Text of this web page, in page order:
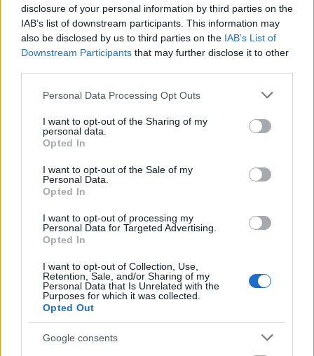
disclosure of your personal information by third parties on the
IAB’s list of downstream participants. This information may
also be disclosed by us to third parties on the IAB’s List of
Downstream Participants that may further disclose it to other
Please note that this website/app uses one or more Google
not limited to your visit or usage behaviour. You may click to
grant or deny consent to Google and its third-party tags to
use your data for below specified purposes in below Google
consent section.
Personal Data Processing Opt Outs
I want to opt-out of the Sharing of my
personal data.
Opted In
I want to opt-out of the Sale of my
Personal Data.
Opted In
I want to opt-out of processing my
Personal Data for Targeted Advertising.
Opted In
I want to opt-out of Collection, Use,
Retention, Sale, and/or Sharing of my
Personal Data that Is Unrelated with the
Purposes for which it was collected.
Opted Out
Google consents
TV
Recenzje
Porównania
Promocje
FinTech
Hardware PC
Gaming
AI
Reklama
Kontakt
Obserwuj nas